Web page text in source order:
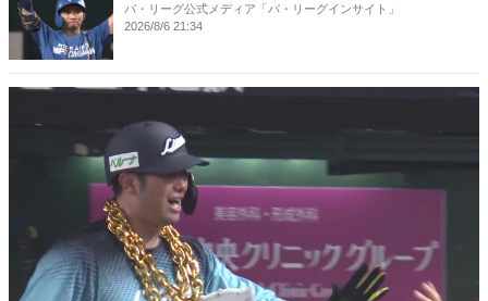
パ・リーグ公式メディア「パ・リーグインサイト」
2026/8/6 21:34